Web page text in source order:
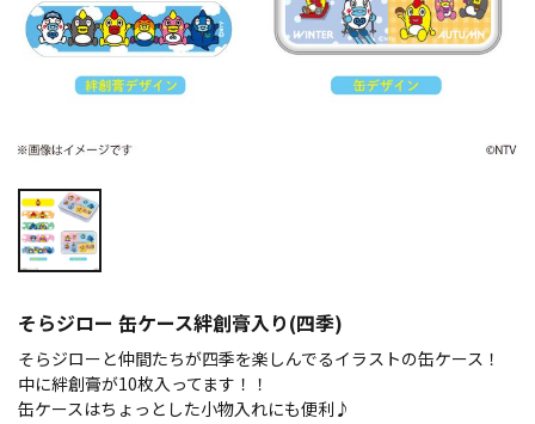
そらジロー 缶ケース絆創膏入り(四季)
そらジローと仲間たちが四季を楽しんでるイラストの缶ケース！
中に絆創膏が10枚入ってます！！
缶ケースはちょっとした小物入れにも便利♪